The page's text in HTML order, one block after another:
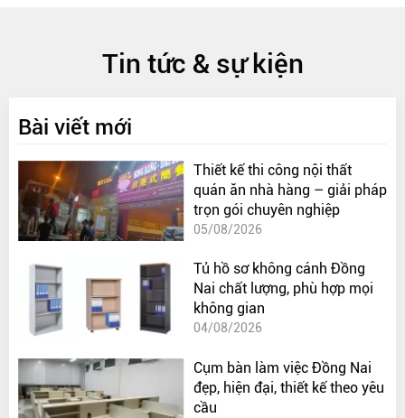
Tin tức & sự kiện
Bài viết mới
Thiết kế thi công nội thất
quán ăn nhà hàng – giải pháp
trọn gói chuyên nghiệp
05/08/2026
Tủ hồ sơ không cánh Đồng
Nai chất lượng, phù hợp mọi
không gian
04/08/2026
Cụm bàn làm việc Đồng Nai
đẹp, hiện đại, thiết kế theo yêu
cầu